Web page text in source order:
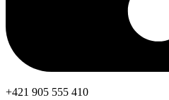
+421 905 555 410